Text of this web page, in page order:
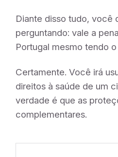
Diante disso tudo, você
perguntando: vale a
Portugal mesmo tendo
Certamente. Você irá
direitos à saúde de um
verdade é que as
complementares.